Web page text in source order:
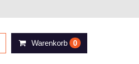
Warenkorb 0